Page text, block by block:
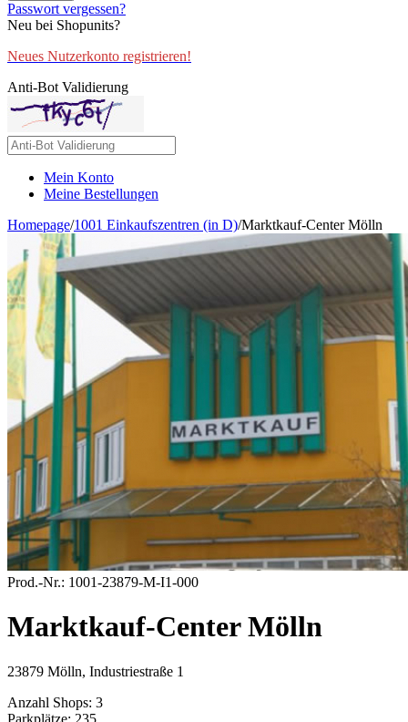
Passwort vergessen?
Neu bei Shopunits?
Neues Nutzerkonto registrieren!
Anti-Bot Validierung
Mein Konto
Meine Bestellungen
Homepage/1001 Einkaufszentren (in D)/Marktkauf-Center Mölln
Prod.-Nr.: 1001-23879-M-I1-000
Marktkauf-Center Mölln
23879 Mölln, Industriestraße 1
Anzahl Shops: 3
Parkplätze: 235